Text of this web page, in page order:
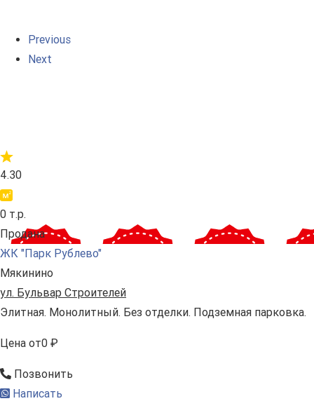
Previous
Next
4.30
0 т.р.
Продана
ЖК "Парк Рублево"
Мякинино
ул. Бульвар Строителей
Элитная. Монолитный. Без отделки. Подземная парковка.
Цена от0 ₽
Позвонить
Написать